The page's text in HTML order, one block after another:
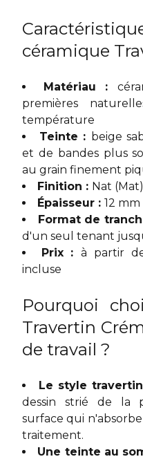
céramique
Matériau :
premières
température
Teinte : beige
et de bandes plus
au grain finement
Finition : Nat (Mat)
Épaisseur : 12 mm
Format de
d'un seul tenant
Prix :à partir
incluse
Pourquoi
Travertin
de travail ?
Le style
dessin strié de la
surface qui
traitement.
Une teinte au